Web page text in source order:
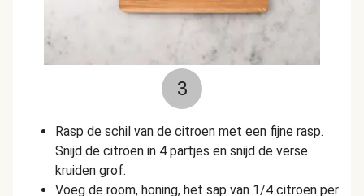
3
Rasp de schil van de citroen met een fijne rasp.
Snijd de citroen in 4 partjes en snijd de verse
kruiden grof.
Voeg de room, honing, het sap van 1/4 citroen per